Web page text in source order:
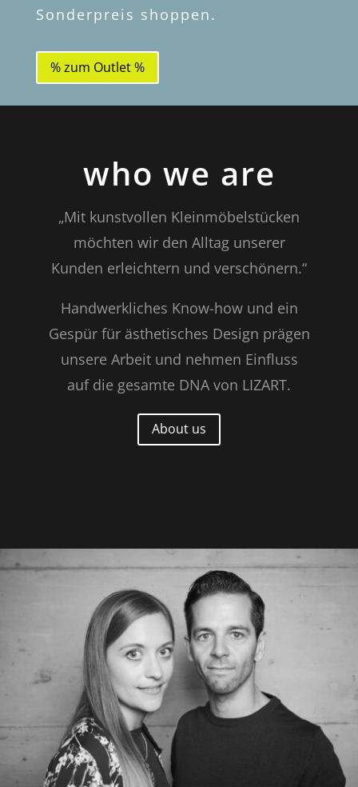
Sonderpreis shoppen.
% zum Outlet %
who we are
„Mit kunstvollen Kleinmöbelstücken
möchten wir den Alltag unserer
Kunden erleichtern und verschönern.“
Handwerkliches Know-how und ein
Gespür für ästhetisches Design prägen
unsere Arbeit und nehmen Einfluss
auf die gesamte DNA von LIZART.
About us